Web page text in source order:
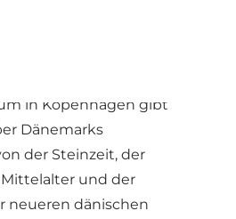
in Kopenhagen gibt
Dänemarks
der Steinzeit, der
und der
neueren dänischen